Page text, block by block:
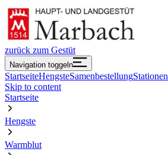
zurück zum Gestüt
Navigation toggeln
StartseiteHengsteSamenbestellungStationen
Skip to content
Startseite
Hengste
Warmblut